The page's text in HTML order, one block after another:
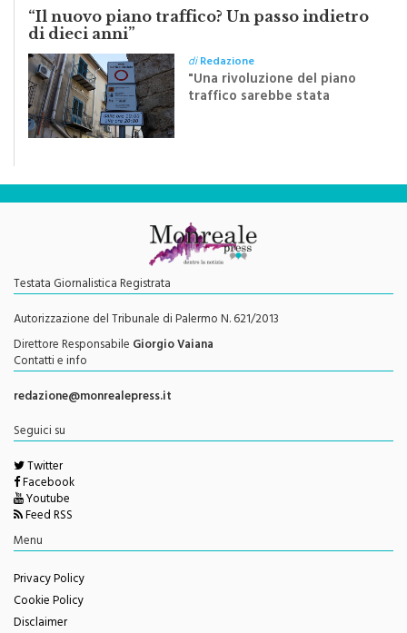
“Il nuovo piano traffico? Un passo indietro
di dieci anni”
diRedazione
"Una rivoluzione del piano
traffico sarebbe stata
Testata Giornalistica Registrata
Autorizzazione del Tribunale di Palermo N. 621/2013
Direttore Responsabile Giorgio Vaiana
Contatti e info
redazione@monrealepress.it
Seguici su
Twitter
Facebook
Youtube
Feed RSS
Menu
Privacy Policy
Cookie Policy
Disclaimer